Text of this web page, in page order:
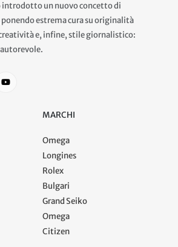
un nuovo concetto di
estrema cura su originalità
e, infine, stile giornalistico:
MARCHI
Omega
Longines
Rolex
Bulgari
Grand Seiko
Omega
Citizen